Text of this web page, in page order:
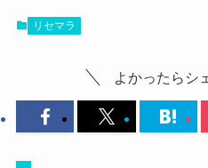
リセマラ
よかったらシ